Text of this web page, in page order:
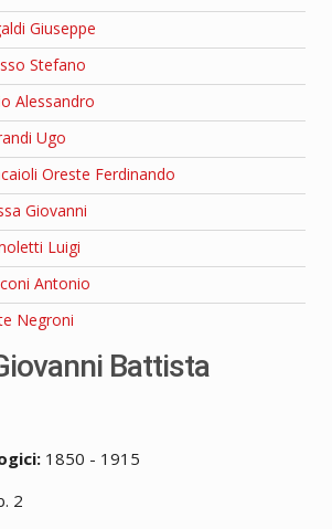
Giuseppe
Stefano
Alessandro
Ugo
Oreste Ferdinando
Giovanni
Luigi
Antonio
Negroni
Battista
1850 - 1915
2